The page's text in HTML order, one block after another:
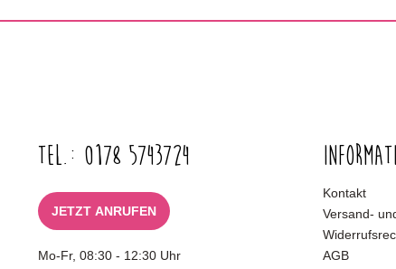
Tel.: 0178 5743724
JETZT ANRUFEN
Mo-Fr, 08:30 - 12:30 Uhr
Kontakt
Versand-
AGB